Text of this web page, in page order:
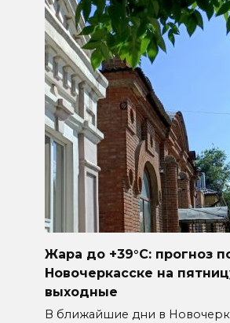
Жара до +39°C: прогноз
Новочеркасске на
выходные
В ближайшие дни в